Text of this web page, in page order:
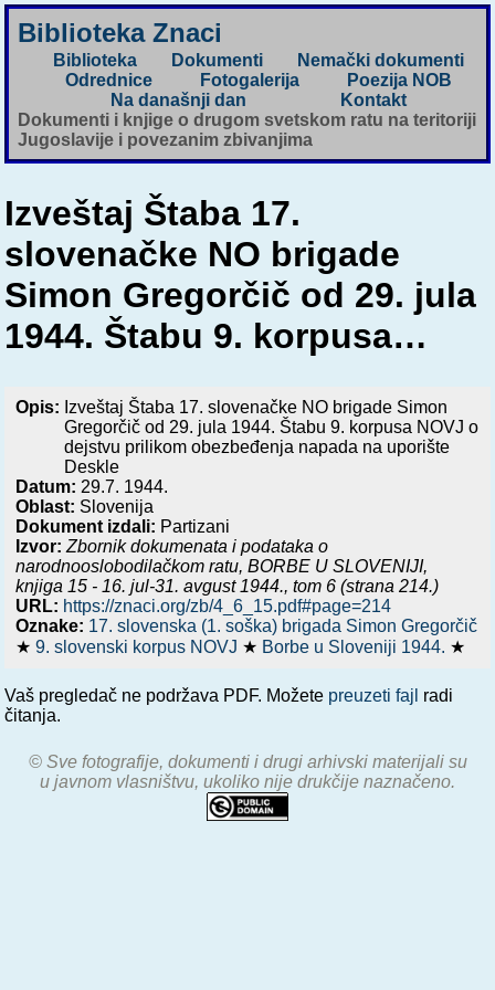
Biblioteka Znaci
Biblioteka Dokumenti
Nemački dokumenti
Odrednice
Fotogalerija
Poezija NOB
Na današnji dan
Kontakt
Dokumenti i knjige o drugom svetskom ratu na teritoriji
Jugoslavije i povezanim zbivanjima
Izveštaj Štaba 17.
slovenačke NO brigade
Simon Gregorčič od 29. jula
1944. Štabu 9. korpusa…
Opis: Izveštaj Štaba 17. slovenačke NO brigade Simon
Gregorčič od 29. jula 1944. Štabu 9. korpusa NOVJ o
dejstvu prilikom obezbeđenja napada na uporište
Deskle
Datum: 29.7. 1944.
Oblast: Slovenija
Dokument izdali: Partizani
Izvor: Zbornik dokumenata i podataka o
narodnooslobodilačkom ratu,BORBE U SLOVENIJI,
knjiga 15 - 16. jul-31. avgust 1944., tom 6 (strana 214.)
URL: https://znaci.org/zb/4_6_15.pdf#page=214
Oznake: 17. slovenska (1. soška) brigada Simon Gregorčič
★9. slovenski korpus NOVJ ★ Borbe u Sloveniji 1944. ★
Vaš pregledač ne podržava PDF. Možete preuzeti fajl radi
čitanja.
© Sve fotografije, dokumenti i drugi arhivski materijali su
u javnom vlasništvu, ukoliko nije drukčije naznačeno.